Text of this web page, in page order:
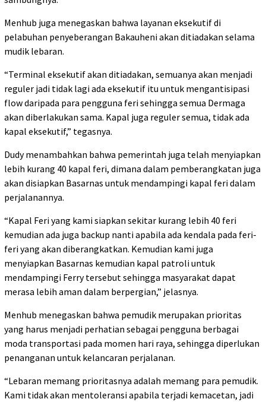
Menhub juga menegaskan bahwa layanan eksekutif di
pelabuhan penyeberangan Bakauheni akan ditiadakan selama
mudik lebaran.
“Terminal eksekutif akan ditiadakan, semuanya akan menjadi
reguler jadi tidak lagi ada eksekutif itu untuk mengantisipasi
flow daripada para pengguna feri sehingga semua Dermaga
akan diberlakukan sama. Kapal juga reguler semua, tidak ada
kapal eksekutif,” tegasnya.
Dudy menambahkan bahwa pemerintah juga telah menyiapkan
lebih kurang 40 kapal feri, dimana dalam pemberangkatan juga
akan disiapkan Basarnas untuk mendampingi kapal feri dalam
perjalanannya.
“Kapal Feri yang kami siapkan sekitar kurang lebih 40 feri
kemudian ada juga backup nanti apabila ada kendala pada feri-
feri yang akan diberangkatkan. Kemudian kami juga
menyiapkan Basarnas kemudian kapal patroli untuk
mendampingi Ferry tersebut sehingga masyarakat dapat
merasa lebih aman dalam berpergian,” jelasnya.
Menhub menegaskan bahwa pemudik merupakan prioritas
yang harus menjadi perhatian sebagai pengguna berbagai
moda transportasi pada momen hari raya, sehingga diperlukan
penanganan untuk kelancaran perjalanan.
“Lebaran memang prioritasnya adalah memang para pemudik.
Kami tidak akan mentoleransi apabila terjadi kemacetan, jadi